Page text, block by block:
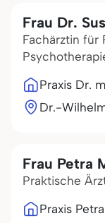
Frau Dr.
Fachärztin für
Praxis Dr.
Dr.-
Frau Petra
Praktische
Praxis